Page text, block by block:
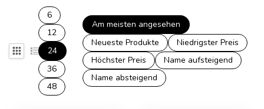
6
12
24
36
48
Am meisten angesehen
Neueste Produkte
Niedrigster Preis
Höchster Preis
Name aufsteigend
Name absteigend